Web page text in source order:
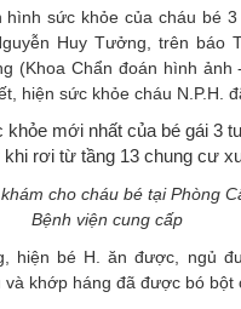
hình sức khỏe của cháu bé
Huy Tưởng, trên báo
(Khoa Chẩn đoán hình ảnh
hiện sức khỏe cháu N.P.H.
cho cháu bé tại Phòng
Bệnh viện cung cấp
hiện bé H. ăn được, ngủ
khớp háng đã được bó bột